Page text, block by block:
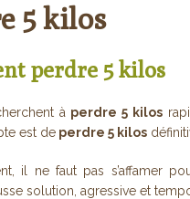
5 kilos
perdre 5 kilos
à perdre 5 kilos
est de perdre 5 kilos
il ne faut pas s’affamer
solution, agressive et